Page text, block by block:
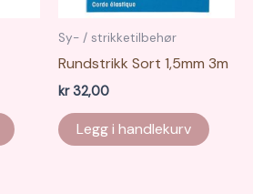
Sy- / strikketilbehør
Rundstrikk Sort 1,5mm 3m
kr32,00
Legg i handlekurv